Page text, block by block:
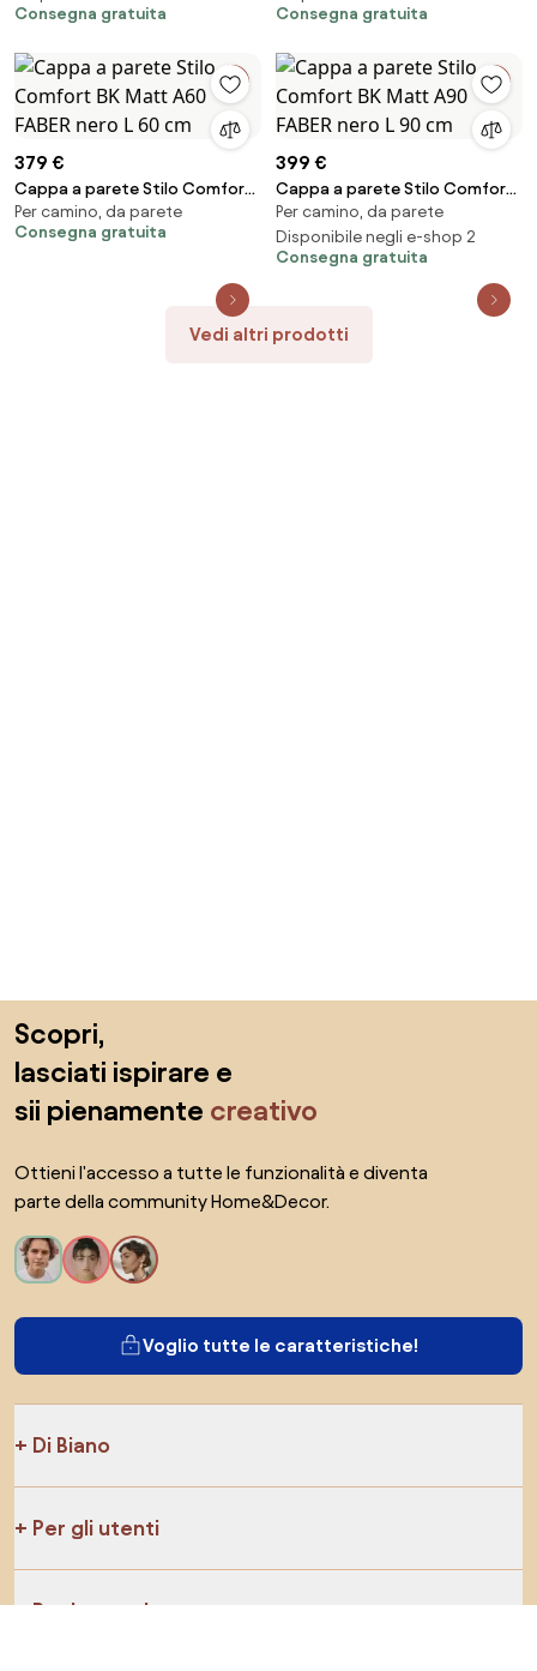
50 cm
Consegna gratuita
Consegna gratuita
379 €
Cappa a parete Stilo Comfort
BK Matt A60 FABER nero L 60 cm
Per camino, da parete
Consegna gratuita
399 €
Cappa a parete Stilo Comfort
BK Matt A90 FABER nero L 90 cm
Per camino, da parete
Disponibile negli e-shop 2
Consegna gratuita
Vedi altri prodotti
Scopri,
lasciati ispirare e
sii pienamente creativo
Ottieni l'accesso a tutte le funzionalità e diventa
parte della community Home&Decor.
Voglio tutte le caratteristiche!
Di Biano
Per gli utenti
Per i negozi